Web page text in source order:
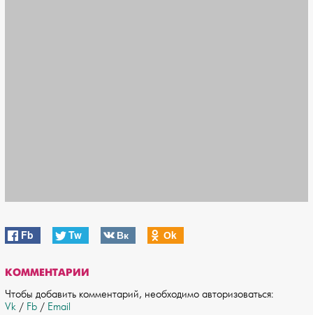
Fb Tw Вк Оk
КОММЕНТАРИИ
Чтобы добавить комментарий, необходимо авторизоваться:
Vk / Fb / Email